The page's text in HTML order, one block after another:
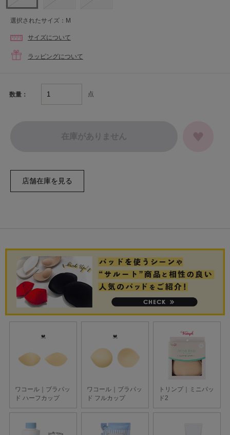
選択されたサイズ：M
サイズについて
ラッピングについて
数量： 点
在庫がありません